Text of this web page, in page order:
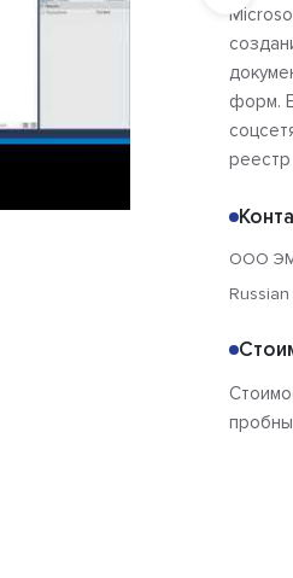
форм.
ООО